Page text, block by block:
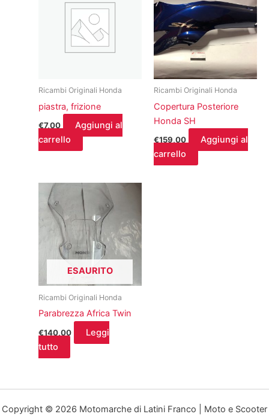
Ricambi Originali Honda
piastra, frizione
€7,00
Aggiungi al
carrello
Ricambi Originali Honda
Copertura Posteriore
Honda SH
€159,00
Aggiungi al
carrello
ESAURITO
Ricambi Originali Honda
Parabrezza Africa Twin
€140,00
Leggi
tutto
Copyright © 2026 Motomarche di Latini Franco | Moto e Scooter